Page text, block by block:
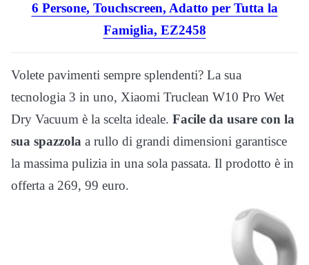
6 Persone, Touchscreen, Adatto per Tutta la
Famiglia, EZ2458
Volete pavimenti sempre splendenti? La sua
tecnologia 3 in uno, Xiaomi Truclean W10 Pro Wet
Dry Vacuum è la scelta ideale. Facile da usare con la
sua spazzola a rullo di grandi dimensioni garantisce
la massima pulizia in una sola passata. Il prodotto è in
offerta a 269, 99 euro.